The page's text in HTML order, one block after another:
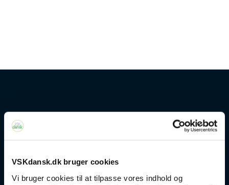
VSKdansk.dk bruger cookies
Vi bruger cookies til at tilpasse vores indhold og
Kontakt
+45 4328 3500
sprogcenter@brondby.dk